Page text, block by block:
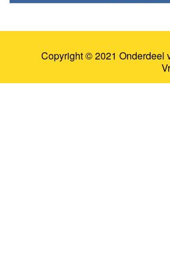
Copyright © 2021 Onderdeel